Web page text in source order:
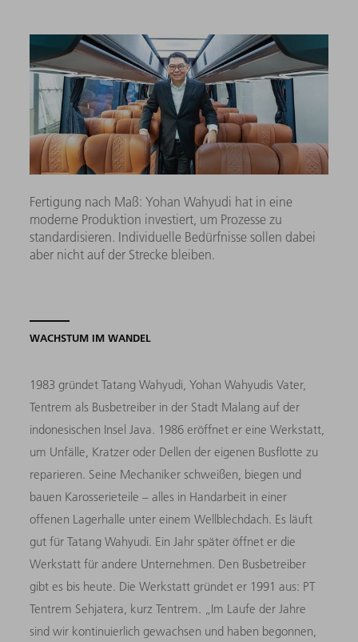
Fertigung nach Maß: Yohan Wahyudi hat in eine
moderne Produktion investiert, um Prozesse zu
standardisieren. Individuelle Bedürfnisse sollen dabei
aber nicht auf der Strecke bleiben.
WACHSTUM IM WANDEL
1983 gründet Tatang Wahyudi, Yohan Wahyudis Vater,
Tentrem als Busbetreiber in der Stadt Malang auf der
indonesischen Insel Java. 1986 eröffnet er eine Werkstatt,
um Unfälle, Kratzer oder Dellen der eigenen Busflotte zu
reparieren. Seine Mechaniker schweißen, biegen und
bauen Karosserieteile – alles in Handarbeit in einer
offenen Lagerhalle unter einem Wellblechdach. Es läuft
gut für Tatang Wahyudi. Ein Jahr später öffnet er die
Werkstatt für andere Unternehmen. Den Busbetreiber
gibt es bis heute. Die Werkstatt gründet er 1991 aus: PT
Tentrem Sehjatera, kurz Tentrem. „Im Laufe der Jahre
sind wir kontinuierlich gewachsen und haben begonnen,